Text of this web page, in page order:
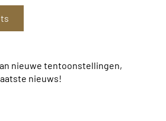
nieuwe tentoonstellingen,
nieuws!